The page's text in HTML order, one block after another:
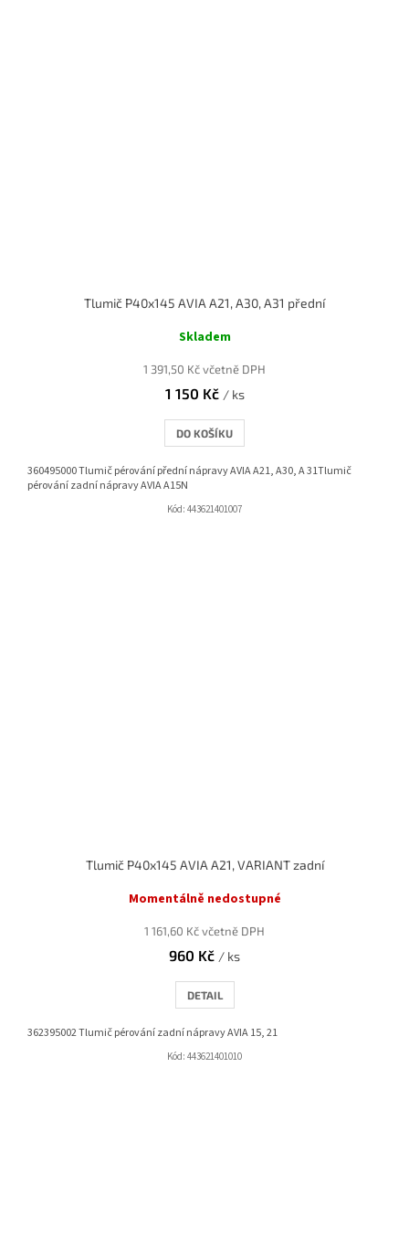
Tlumič P40x145 AVIA A21, A30, A31 přední
Skladem
1 391,50 Kč včetně DPH
1 150 Kč / ks
DO KOŠÍKU
360495000 Tlumič pérování přední nápravy AVIA A21, A30, A 31Tlumič
pérování zadní nápravy AVIA A15N
Kód: 443621401007
Tlumič P40x145 AVIA A21, VARIANT zadní
Momentálně nedostupné
1 161,60 Kč včetně DPH
960 Kč / ks
DETAIL
362395002 Tlumič pérování zadní nápravy AVIA 15, 21
Kód: 443621401010